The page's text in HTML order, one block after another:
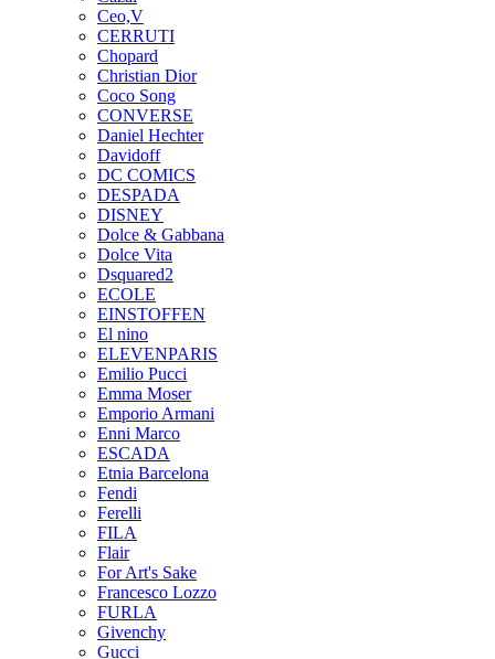
Ceo,V
CERRUTI
Chopard
Christian Dior
Coco Song
CONVERSE
Daniel Hechter
Davidoff
DC COMICS
DESPADA
DISNEY
Dolce & Gabbana
Dolce Vita
Dsquared2
ECOLE
EINSTOFFEN
El nino
ELEVENPARIS
Emilio Pucci
Emma Moser
Emporio Armani
Enni Marco
ESCADA
Etnia Barcelona
Fendi
Ferelli
FILA
Flair
For Art's Sake
Francesco Lozzo
FURLA
Givenchy
Gucci